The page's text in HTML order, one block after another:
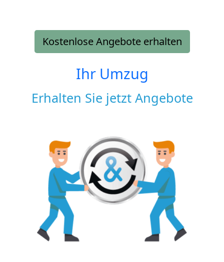
Kostenlose Angebote erhalten
Ihr Umzug
Erhalten Sie jetzt Angebote